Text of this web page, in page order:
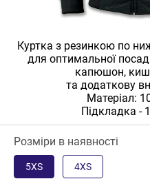
Куртка з резинкою по
для оптимальної
капюшон,
та додаткову
Матеріал:
Підкладка -
Розміри в наявності
5XS 4XS